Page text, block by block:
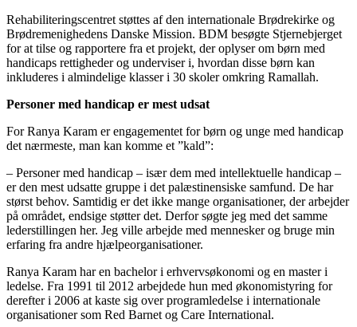
Rehabiliteringscentret støttes af den internationale Brødrekirke og
Brødremenighedens Danske Mission. BDM besøgte Stjernebjerget
for at tilse og rapportere fra et projekt, der oplyser om børn med
handicaps rettigheder og underviser i, hvordan disse børn kan
inkluderes i almindelige klasser i 30 skoler omkring Ramallah.
Personer med handicap er mest udsat
For Ranya Karam er engagementet for børn og unge med handicap
det nærmeste, man kan komme et ”kald”:
– Personer med handicap – især dem med intellektuelle handicap –
er den mest udsatte gruppe i det palæstinensiske samfund. De har
størst behov. Samtidig er det ikke mange organisationer, der arbejder
på området, endsige støtter det. Derfor søgte jeg med det samme
lederstillingen her. Jeg ville arbejde med mennesker og bruge min
erfaring fra andre hjælpeorganisationer.
Ranya Karam har en bachelor i erhvervsøkonomi og en master i
ledelse. Fra 1991 til 2012 arbejdede hun med økonomistyring for
derefter i 2006 at kaste sig over programledelse i internationale
organisationer som Red Barnet og Care International.